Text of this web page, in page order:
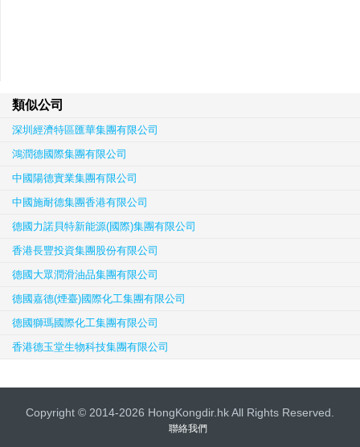
類似公司
深圳經濟特區匯華集團有限公司
鴻潤德國際集團有限公司
中國陽德實業集團有限公司
中國施耐德集團香港有限公司
德國力諾貝特新能源(國際)集團有限公司
香港長豐投資集團股份有限公司
德國大眾潤滑油品集團有限公司
德國嘉德(煙臺)國際化工集團有限公司
德國獅瑪國際化工集團有限公司
香港德玉堂生物科技集團有限公司
Copyright © 2014-2026 HongKongdir.hk All Rights Reserved.
聯絡我們